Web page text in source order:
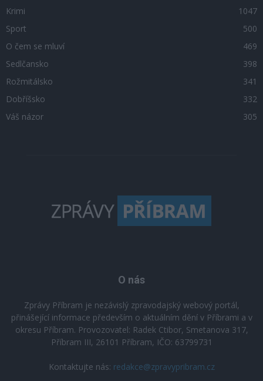
Krimi
1047
Sport
500
O čem se mluví
469
Sedlčansko
398
Rožmitálsko
341
Dobříšsko
332
Váš názor
305
O nás
Zprávy Příbram je nezávislý zpravodajský webový portál,
přinášející informace především o aktuálním dění v Příbrami a v
okresu Příbram. Provozovatel: Radek Ctibor, Smetanova 317,
Příbram III, 26101 Příbram, IČO: 63799731
Kontaktujte nás: redakce@zpravypribram.cz